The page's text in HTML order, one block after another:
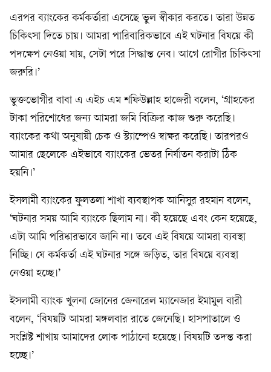
এরপর ব্যাংকের কর্মকর্তারা এসেছে ভুল স্বীকার করতে। তারা উন্নত
চিকিৎসা দিতে চায়। আমরা পারিবারিকভাবে এই ঘটনার বিষয়ে কী
পদক্ষেপ নেওয়া যায়, সেটা পরে সিদ্ধান্ত নেব। আগে রোগীর চিকিৎসা
জরুরি।’
ভুক্তভোগীর বাবা এ এইচ এম শফিউল্লাহ হাজেরী বলেন, ‘গ্রাহকের
টাকা পরিশোধের জন্য আমরা জমি বিক্রির কাজ শুরু করেছি।
ব্যাংকের কথা অনুযায়ী চেক ও স্ট্যাম্পেও স্বাক্ষর করেছি। তারপরও
আমার ছেলেকে এইভাবে ব্যাংকের ভেতর নির্যাতন করাটা ঠিক
হয়নি।’
ইসলামী ব্যাংকের ফুলতলা শাখা ব্যবস্থাপক আনিসুর রহমান বলেন,
‘ঘটনার সময় আমি ব্যাংকে ছিলাম না। কী হয়েছে এবং কেন হয়েছে,
এটা আমি পরিষ্কারভাবে জানি না। তবে এই বিষয়ে আমরা ব্যবস্থা
নিচ্ছি। যে কর্মকর্তা এই ঘটনার সঙ্গে জড়িত, তার বিষয়ে ব্যবস্থা
নেওয়া হচ্ছে।’
ইসলামী ব্যাংক খুলনা জোনের জেনারেল ম্যানেজার ইমামুল বারী
বলেন, ‘বিষয়টি আমরা মঙ্গলবার রাতে জেনেছি। হাসপাতালে ও
সংশ্লিষ্ট শাখায় আমাদের লোক পাঠানো হয়েছে। বিষয়টি তদন্ত করা
হচ্ছে।’